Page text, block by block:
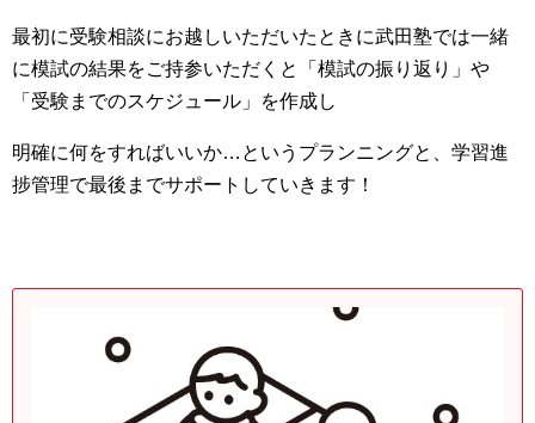
最初に受験相談にお越しいただいたときに武田塾では一緒
に模試の結果をご持参いただくと「模試の振り返り」や
「受験までのスケジュール」を作成し
明確に何をすればいいか…というプランニングと、学習進
捗管理で最後までサポートしていきます！